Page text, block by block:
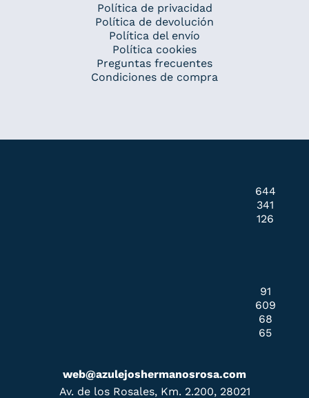
Política de privacidad
Política de devolución
Política del envío
Política cookies
Preguntas frecuentes
Condiciones de compra
644
341
126
91
609
68
65
web@azulejoshermanosrosa.com
Av. de los Rosales, Km. 2.200, 28021